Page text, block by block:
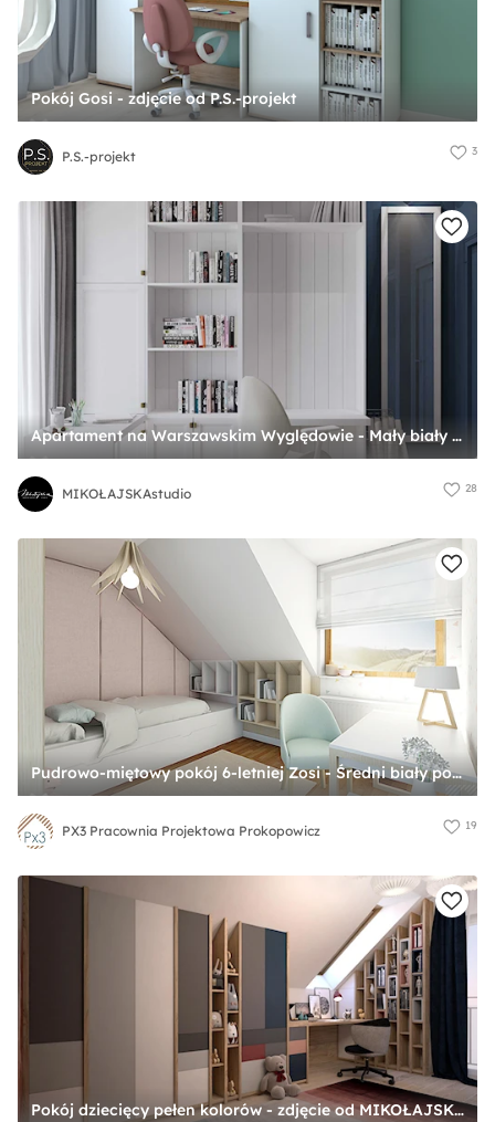
Pokój Gosi - zdjęcie od P.S.-projekt
P.S.-projekt 3
Apartament na Warszawskim Wyględowie - Mały biały niebieski pokój dziecka dla nastolatka dla chłopca, styl tradycyjny - zdjęcie od MIKOŁAJSKAstudio
MIKOŁAJSKAstudio 28
Pudrowo-miętowy pokój 6-letniej Zosi - Średni biały pokój dziecka dla nastolatka dla chłopca dla dziewczynki, styl skandynawski - zdjęcie od PX3 Pracownia Projektowa Prokopowicz
PX3 Pracownia Projektowa Prokopowicz 19
Pokój dziecięcy pełen kolorów - zdjęcie od MIKOŁAJSKAstudio